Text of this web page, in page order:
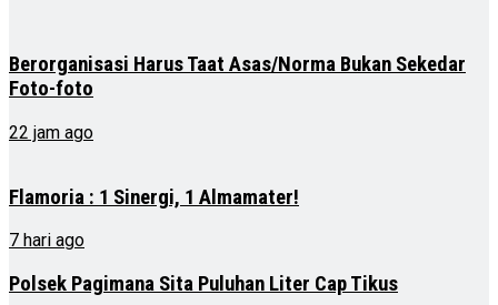
Berorganisasi Harus Taat Asas/Norma Bukan Sekedar
Foto-foto
22 jam ago
Flamoria : 1 Sinergi, 1 Almamater!
7 hari ago
Polsek Pagimana Sita Puluhan Liter Cap Tikus